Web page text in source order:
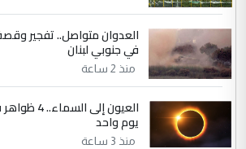
العدوان متواصل.. تفجير
في جنوبي لبنان
منذ 2 ساعة
العيون إلى
يوم واحد
منذ 3 ساعة